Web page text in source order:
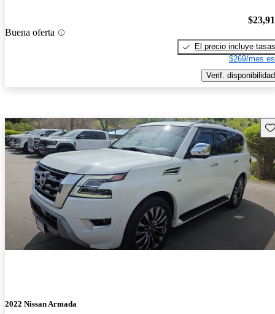
Buena oferta
El precio incluye tasas
$269/mes
Verif. disponibilidad
2022 Nissan Armada